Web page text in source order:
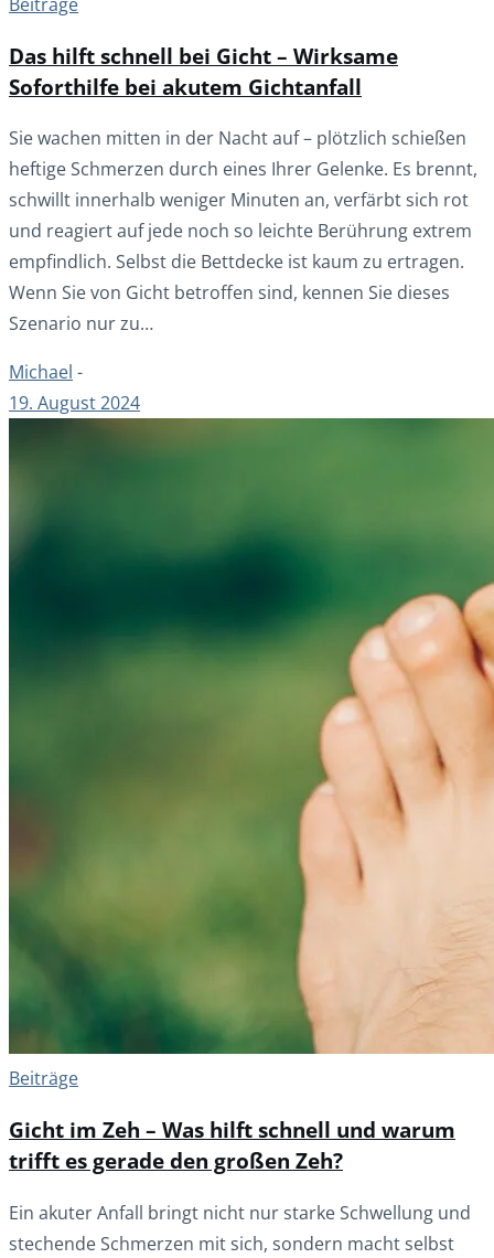
Das hilft schnell bei Gicht – Wirksame
Soforthilfe bei akutem Gichtanfall
Sie wachen mitten in der Nacht auf – plötzlich schießen
heftige Schmerzen durch eines Ihrer Gelenke. Es brennt,
schwillt innerhalb weniger Minuten an, verfärbt sich rot
und reagiert auf jede noch so leichte Berührung extrem
empfindlich. Selbst die Bettdecke ist kaum zu ertragen.
Wenn Sie von Gicht betroffen sind, kennen Sie dieses
Szenario nur zu…
Michael -
19. August 2024
Beiträge
Gicht im Zeh – Was hilft schnell und warum
trifft es gerade den großen Zeh?
Ein akuter Anfall bringt nicht nur starke Schwellung und
stechende Schmerzen mit sich, sondern macht selbst